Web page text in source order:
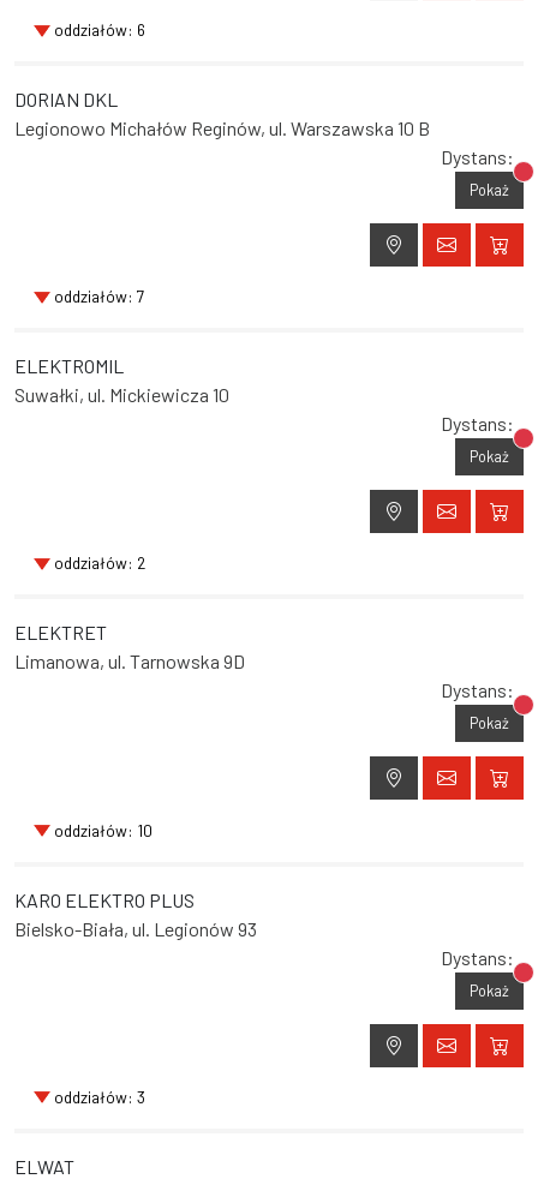
oddziałów: 6
DORIAN DKL
Legionowo Michałów Reginów, ul. Warszawska 10 B
Dystans:
Pokaż
oddziałów: 7
ELEKTROMIL
Suwałki, ul. Mickiewicza 10
Dystans:
Pokaż
oddziałów: 2
ELEKTRET
Limanowa, ul. Tarnowska 9D
Dystans:
Pokaż
oddziałów: 10
KARO ELEKTRO PLUS
Bielsko-Biała, ul. Legionów 93
Dystans:
Pokaż
oddziałów: 3
ELWAT